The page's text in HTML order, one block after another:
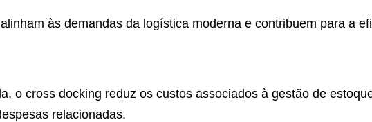
às demandas da logística moderna e contribuem para a
o cross docking reduz os custos associados à gestão de
relacionadas.